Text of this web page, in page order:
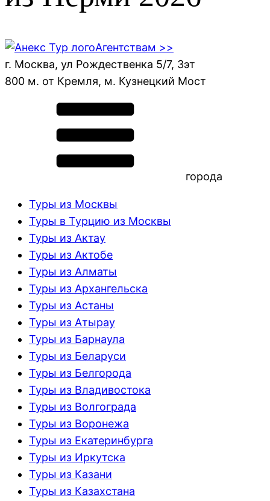
Агентствам >>
г. Москва, ул Рождественка 5/7, 3эт
800 м. от Кремля, м. Кузнецкий Мост
города
Туры из Москвы
Туры в Турцию из Москвы
Туры из Актау
Туры из Актобе
Туры из Алматы
Туры из Архангельска
Туры из Астаны
Туры из Атырау
Туры из Барнаула
Туры из Беларуси
Туры из Белгорода
Туры из Владивостока
Туры из Волгограда
Туры из Воронежа
Туры из Екатеринбурга
Туры из Иркутска
Туры из Казани
Туры из Казахстана